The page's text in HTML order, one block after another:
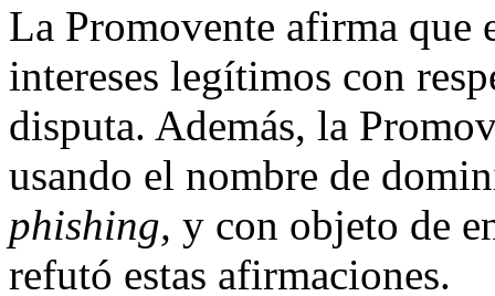
La Promovente afirma que
intereses legítimos con
disputa. Además, la
usando el nombre de
phishing, y con objeto de
refutó estas afirmaciones.